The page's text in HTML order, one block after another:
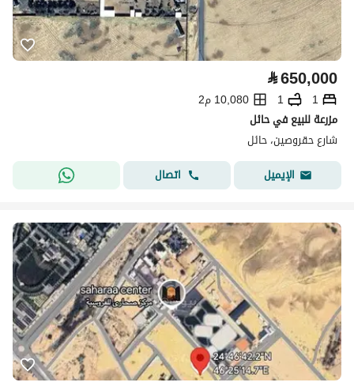
⃁650,000
1
1
10,080 م2
مزرعة للبيع في حائل
شارع حقروصين، حائل
الإيميل
اتصال